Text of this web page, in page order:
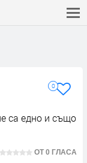
0
са едно и също
ОТ0 ГЛАСА